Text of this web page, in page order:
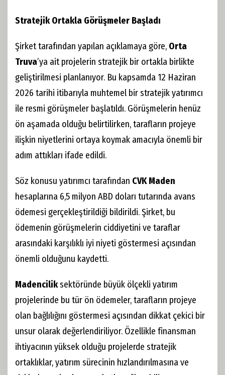
Stratejik Ortakla Görüşmeler Başladı
Şirket tarafından yapılan açıklamaya göre, Orta
Truva’ya ait projelerin stratejik bir ortakla birlikte
geliştirilmesi planlanıyor. Bu kapsamda 12 Haziran
2026 tarihi itibarıyla muhtemel bir stratejik yatırımcı
ile resmi görüşmeler başlatıldı. Görüşmelerin henüz
ön aşamada olduğu belirtilirken, tarafların projeye
ilişkin niyetlerini ortaya koymak amacıyla önemli bir
adım attıkları ifade edildi.
Söz konusu yatırımcı tarafından CVK Maden
hesaplarına 6,5 milyon ABD doları tutarında avans
ödemesi gerçekleştirildiği bildirildi. Şirket, bu
ödemenin görüşmelerin ciddiyetini ve taraflar
arasındaki karşılıklı iyi niyeti göstermesi açısından
önemli olduğunu kaydetti.
Madenciliksektöründe büyük ölçekli yatırım
projelerinde bu tür ön ödemeler, tarafların projeye
olan bağlılığını göstermesi açısından dikkat çekici bir
unsur olarak değerlendiriliyor. Özellikle finansman
ihtiyacının yüksek olduğu projelerde stratejik
ortaklıklar, yatırım sürecinin hızlandırılmasına ve